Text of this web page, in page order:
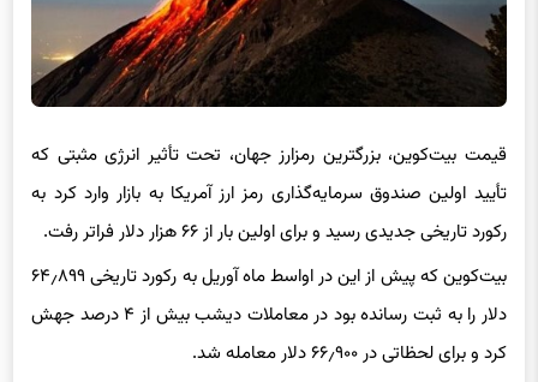
قیمت بیت‌کوین، بزرگترین رمزارز جهان، تحت تأثیر انرژی مثبتی که
تأیید اولین صندوق سرمایه‌گذاری رمز ارز آمریکا به بازار وارد کرد به
رکورد تاریخی جدیدی رسید و برای اولین بار از ۶۶ هزار دلار فراتر رفت.
بیت‌کوین که پیش از این در اواسط ماه آوریل به رکورد تاریخی ۶۴٫۸۹۹
دلار را به ثبت رسانده بود در معاملات دیشب بیش از ۴ درصد جهش
کرد و برای لحظاتی در ۶۶٫۹۰۰ دلار معامله شد.